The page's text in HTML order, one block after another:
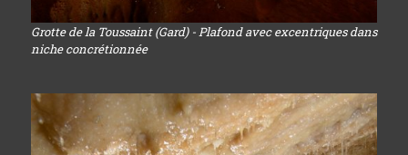
Grotte de la Toussaint (Gard) - Plafond avec excentriques dans
niche concrétionnée